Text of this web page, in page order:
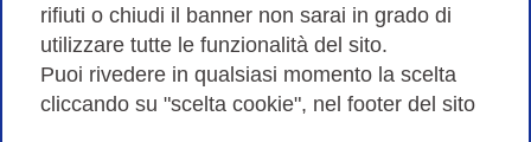
rifiuti o chiudi il banner non sarai in grado di
utilizzare tutte le funzionalità del sito.
Puoi rivedere in qualsiasi momento la scelta
cliccando su "scelta cookie", nel footer del sito